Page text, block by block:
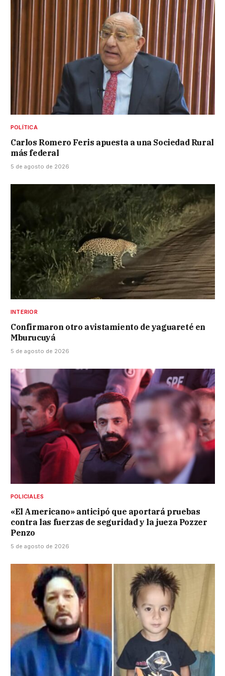
POLÍTICA
Carlos Romero Feris apuesta a una Sociedad Rural
más federal
5 de agosto de 2026
INTERIOR
Confirmaron otro avistamiento de yaguareté en
Mburucuyá
5 de agosto de 2026
POLICIALES
«El Americano» anticipó que aportará pruebas
contra las fuerzas de seguridad y la jueza Pozzer
Penzo
5 de agosto de 2026